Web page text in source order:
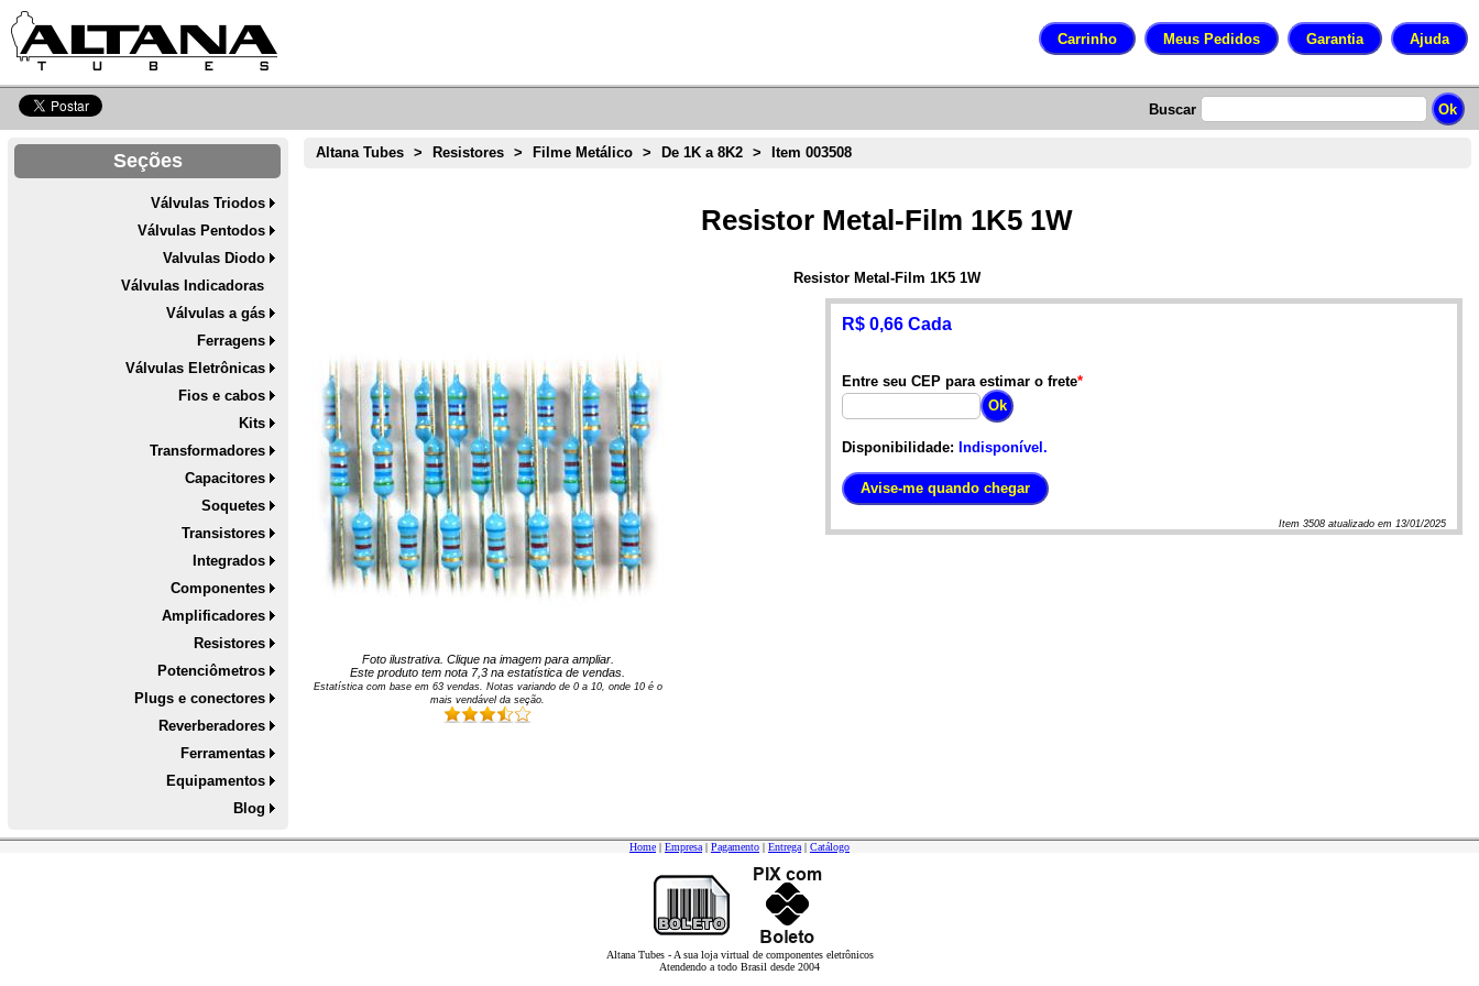
Buscar
Seções
Válvulas Triodos
Válvulas Pentodos
Valvulas Diodo
Válvulas Indicadoras
Válvulas a gás
Ferragens
Válvulas Eletrônicas
Fios e cabos
Kits
Transformadores
Capacitores
Soquetes
Transistores
Integrados
Componentes
Amplificadores
Resistores
Potenciômetros
Plugs e conectores
Reverberadores
Ferramentas
Equipamentos
Blog
Altana Tubes > Resistores > Filme Metálico > De 1K a 8K2 > Item 003508
Resistor Metal-Film 1K5 1W
Resistor Metal-Film 1K5 1W
Foto ilustrativa. Clique na imagem para ampliar.
Este produto tem nota 7,3 na estatística de vendas.
Estatística com base em 63vendas. Notas variando de 0a 10, onde 10 é o
mais vendável da seção.
R$ 0,66 Cada
Entre seu CEP para estimar o frete*
Disponibilidade: Indisponível.
Item3508 atualizado em 13/01/2025
Home | Empresa | Pagamento | Entrega | Catálogo
Altana Tubes - A sua loja virtual de componentes eletrônicos
Atendendo a todo Brasil desde 2004